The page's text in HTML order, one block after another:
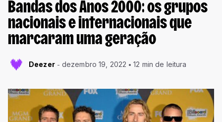
Bandas dos Anos 2000: os grupos
nacionais e internacionais que
marcaram uma geração
Deezer dezembro 19, 2022 12 min de leitura